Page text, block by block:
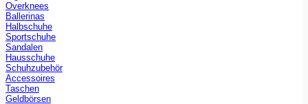
Overknees
Ballerinas
Halbschuhe
Sportschuhe
Sandalen
Hausschuhe
Schuhzubehör
Accessoires
Taschen
Geldbörsen